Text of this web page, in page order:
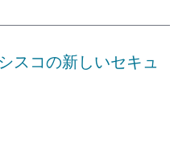
スコの新しいセキュ